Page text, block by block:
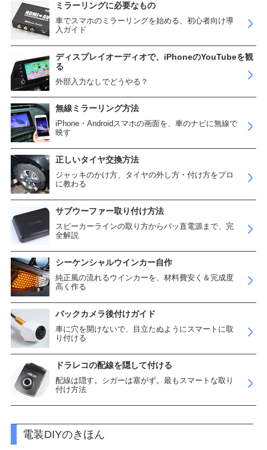
ミラーリングに必要なもの
車でスマホのミラーリングを始める、初心者向け導
入ガイド
ディスプレイオーディオで、iPhoneのYouTubeを観
る
外部入力なしでどうやる？
無線ミラーリング方法
iPhone・Androidスマホの画面を、車のナビに無線で
映す
正しいタイヤ交換方法
ジャッキのかけ方、タイヤの外し方・付け方をプロ
に教わる
サブウーファー取り付け方法
スピーカーラインの取り方からバッ直電源まで、完
全解説
シーケンシャルウインカー自作
純正風の流れるウインカーを、材料費安く＆完成度
高く作る
バックカメラ後付けガイド
車に穴を開けないで、目立たぬようにスマートに取
り付ける
ドラレコの配線を隠して付ける
配線は隠す。シガーは塞がず。最もスマートな取り
付け方法
電装DIYのきほん